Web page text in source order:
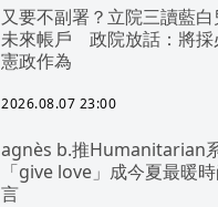
又要不副署？立院三讀藍
未來帳戶 政院放話：將採
憲政作為
2026.08.07 23:00
agnès b.推Humanitarian
「give love」成今夏最暖
言